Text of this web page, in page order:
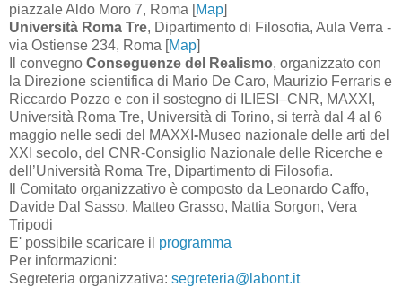
piazzale Aldo Moro 7, Roma [Map]
Università Roma Tre, Dipartimento di Filosofia, Aula Verra -
via Ostiense 234, Roma [Map]
Il convegno Conseguenze del Realismo, organizzato con
la Direzione scientifica di Mario De Caro, Maurizio Ferraris e
Riccardo Pozzo e con il sostegno di ILIESI–CNR, MAXXI,
Università Roma Tre, Università di Torino, si terrà dal 4 al 6
maggio nelle sedi del MAXXI -Museo nazionale delle arti del
XXI secolo, del CNR-Consiglio Nazionale delle Ricerche e
dell’Università Roma Tre, Dipartimento di Filosofia.
Il Comitato organizzativo è composto da Leonardo Caffo,
Davide Dal Sasso, Matteo Grasso, Mattia Sorgon, Vera
Tripodi
E' possibile scaricare il programma
Per informazioni:
Segreteria organizzativa: segreteria@labont.it